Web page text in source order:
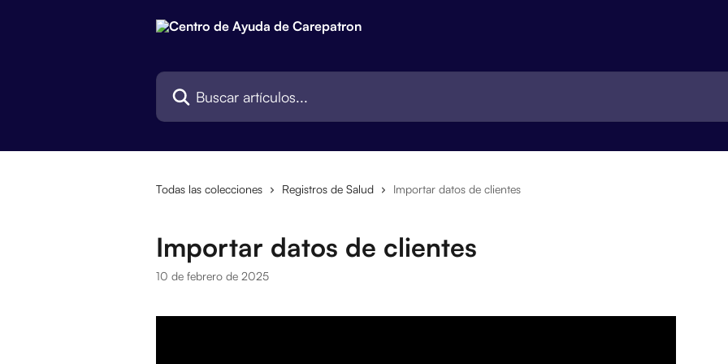
Buscar artículos...
Todas las colecciones Registros de Salud Importar datos de clientes
Importar datos de clientes
10 de febrero de 2025